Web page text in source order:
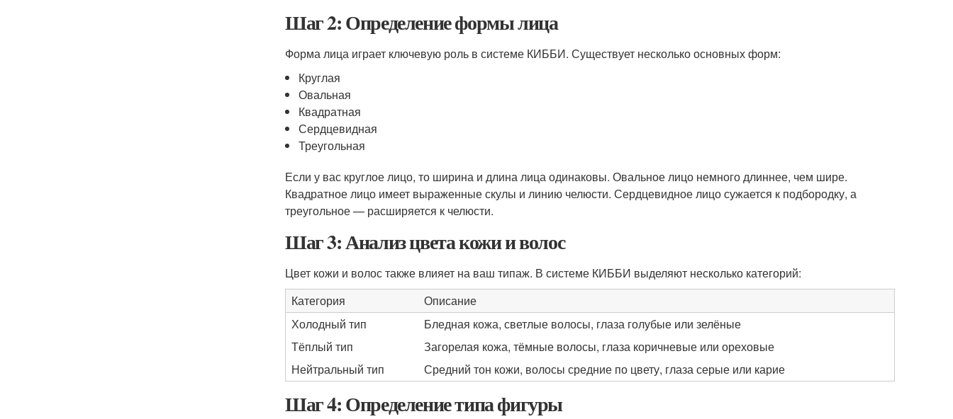
Шаг 2: Определение формы лица
Форма лица играет ключевую роль в системе КИББИ. Существует несколько основных форм:
Круглая
Овальная
Квадратная
Сердцевидная
Треугольная
Если у вас круглое лицо, то ширина и длина лица одинаковы. Овальное лицо немного длиннее, чем шире.
Квадратное лицо имеет выраженные скулы и линию челюсти. Сердцевидное лицо сужается к подбородку, а
треугольное — расширяется к челюсти.
Шаг 3: Анализ цвета кожи и волос
Цвет кожи и волос также влияет на ваш типаж. В системе КИББИ выделяют несколько категорий:
Категория
Описание
Холодный тип
Бледная кожа, светлые волосы, глаза голубые или зелёные
Тёплый тип
Загорелая кожа, тёмные волосы, глаза коричневые или ореховые
Нейтральный тип
Средний тон кожи, волосы средние по цвету, глаза серые или карие
Шаг 4: Определение типа фигуры